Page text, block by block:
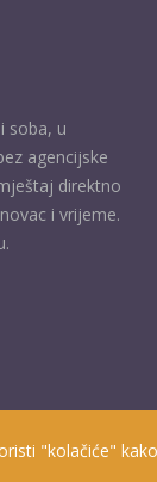
soba, u
agencijske
direktno
i vrijeme.
| 2019 © Smještaj
"kolačiće"